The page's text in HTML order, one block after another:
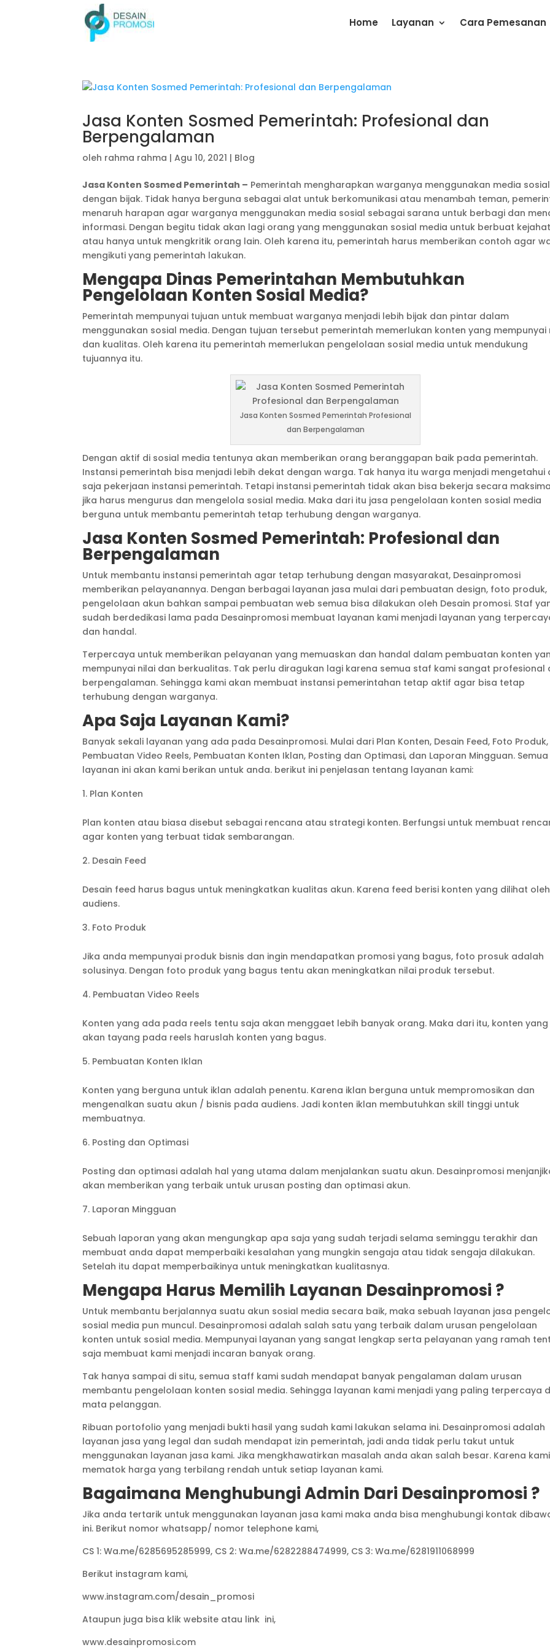
Home Layanan Cara Pemesanan
Jasa Konten Sosmed Pemerintah: Profesional dan
Berpengalaman
oleh rahma rahma |Agu 10, 2021 | Blog
Jasa Konten Sosmed Pemerintah – Pemerintah mengharapkan warganya menggunakan media sosial
dengan bijak. Tidak hanya berguna sebagai alat untuk berkomunikasi atau menambah teman,
menaruh harapan agar warganya menggunakan media sosial sebagai sarana untuk berbagi dan
informasi. Dengan begitu tidak akan lagi orang yang menggunakan sosial media untuk berbuat
atau hanya untuk mengkritik orang lain. Oleh karena itu, pemerintah harus memberikan contoh agar
mengikuti yang pemerintah lakukan.
Mengapa Dinas Pemerintahan Membutuhkan
Pengelolaan Konten Sosial Media?
Pemerintah mempunyai tujuan untuk membuat warganya menjadi lebih bijak dan pintar dalam
menggunakan sosial media. Dengan tujuan tersebut pemerintah memerlukan konten yang mempunyai
dan kualitas. Oleh karena itu pemerintah memerlukan pengelolaan sosial media untuk mendukung
tujuannya itu.
Jasa Konten Sosmed Pemerintah Profesional
dan Berpengalaman
Dengan aktif di sosial media tentunya akan memberikan orang beranggapan baik pada pemerintah.
Instansi pemerintah bisa menjadi lebih dekat dengan warga. Tak hanya itu warga menjadi mengetahui
saja pekerjaan instansi pemerintah. Tetapi instansi pemerintah tidak akan bisa bekerja secara
jika harus mengurus dan mengelola sosial media. Maka dari itu jasa pengelolaan konten sosial media
berguna untuk membantu pemerintah tetap terhubung dengan warganya.
Jasa Konten Sosmed Pemerintah: Profesional dan
Berpengalaman
Untuk membantu instansi pemerintah agar tetap terhubung dengan masyarakat, Desainpromosi
memberikan pelayanannya. Dengan berbagai layanan jasa mulai dari pembuatan design, foto produk,
pengelolaan akun bahkan sampai pembuatan web semua bisa dilakukan oleh Desain promosi. Staf
sudah berdedikasi lama pada Desainpromosi membuat layanan kami menjadi layanan yang
dan handal.
Terpercaya untuk memberikan pelayanan yang memuaskan dan handal dalam pembuatan konten
mempunyai nilai dan berkualitas. Tak perlu diragukan lagi karena semua staf kami sangat profesional
berpengalaman. Sehingga kami akan membuat instansi pemerintahan tetap aktif agar bisa tetap
terhubung dengan warganya.
Apa Saja Layanan Kami?
Banyak sekali layanan yang ada pada Desainpromosi. Mulai dari Plan Konten, Desain Feed, Foto Produk,
Pembuatan Video Reels, Pembuatan Konten Iklan, Posting dan Optimasi, dan Laporan Mingguan. Semua
layanan ini akan kami berikan untuk anda. berikut ini penjelasan tentang layanan kami:
Plan Konten
Plan konten atau biasa disebut sebagai rencana atau strategi konten. Berfungsi untuk membuat
agar konten yang terbuat tidak sembarangan.
Desain Feed
Desain feed harus bagus untuk meningkatkan kualitas akun. Karena feed berisi konten yang dilihat oleh
audiens.
Foto Produk
Jika anda mempunyai produk bisnis dan ingin mendapatkan promosi yang bagus, foto prosuk adalah
solusinya. Dengan foto produk yang bagus tentu akan meningkatkan nilai produk tersebut.
Pembuatan Video Reels
Konten yang ada pada reels tentu saja akan menggaet lebih banyak orang. Maka dari itu, konten yang
akan tayang pada reels haruslah konten yang bagus.
Pembuatan Konten Iklan
Konten yang berguna untuk iklan adalah penentu. Karena iklan berguna untuk mempromosikan dan
mengenalkan suatu akun / bisnis pada audiens. Jadi konten iklan membutuhkan skill tinggi untuk
membuatnya.
Posting dan Optimasi
Posting dan optimasi adalah hal yang utama dalam menjalankan suatu akun. Desainpromosi
akan memberikan yang terbaik untuk urusan posting dan optimasi akun.
Laporan Mingguan
Sebuah laporan yang akan mengungkap apa saja yang sudah terjadi selama seminggu terakhir dan
membuat anda dapat memperbaiki kesalahan yang mungkin sengaja atau tidak sengaja dilakukan.
Setelah itu dapat memperbaikinya untuk meningkatkan kualitasnya.
Mengapa Harus Memilih Layanan Desainpromosi ?
Untuk membantu berjalannya suatu akun sosial media secara baik, maka sebuah layanan jasa
sosial media pun muncul. Desainpromosi adalah salah satu yang terbaik dalam urusan pengelolaan
konten untuk sosial media. Mempunyai layanan yang sangat lengkap serta pelayanan yang ramah
saja membuat kami menjadi incaran banyak orang.
Tak hanya sampai di situ, semua staff kami sudah mendapat banyak pengalaman dalam urusan
membantu pengelolaan konten sosial media. Sehingga layanan kami menjadi yang paling terpercaya
mata pelanggan.
Ribuan portofolio yang menjadi bukti hasil yang sudah kami lakukan selama ini. Desainpromosi adalah
layanan jasa yang legal dan sudah mendapat izin pemerintah, jadi anda tidak perlu takut untuk
menggunakan layanan jasa kami. Jika mengkhawatirkan masalah anda akan salah besar. Karena kami
mematok harga yang terbilang rendah untuk setiap layanan kami.
Bagaimana Menghubungi Admin Dari Desainpromosi ?
Jika anda tertarik untuk menggunakan layanan jasa kami maka anda bisa menghubungi kontak
ini. Berikut nomor whatsapp/ nomor telephone kami,
CS 1: Wa.me/6285695285999, CS 2: Wa.me/6282288474999, CS 3: Wa.me/6281911068999
Berikut instagram kami,
www.instagram.com/desain_promosi
Ataupun juga bisa klik website atau link ini,
www.desainpromosi.com